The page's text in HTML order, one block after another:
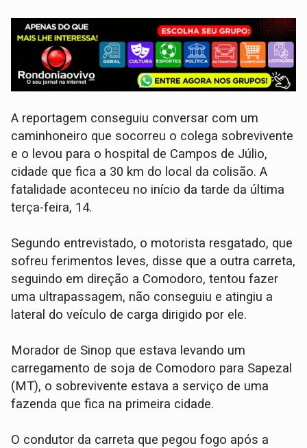
A reportagem conseguiu conversar com um
caminhoneiro que socorreu o colega sobrevivente
e o levou para o hospital de Campos de Júlio,
cidade que fica a 30 km do local da colisão. A
fatalidade aconteceu no início da tarde da última
terça-feira, 14.
Segundo entrevistado, o motorista resgatado, que
sofreu ferimentos leves, disse que a outra carreta,
seguindo em direção a Comodoro, tentou fazer
uma ultrapassagem, não conseguiu e atingiu a
lateral do veículo de carga dirigido por ele.
Morador de Sinop que estava levando um
carregamento de soja de Comodoro para Sapezal
(MT), o sobrevivente estava a serviço de uma
fazenda que fica na primeira cidade.
O condutor da carreta que pegou fogo após a